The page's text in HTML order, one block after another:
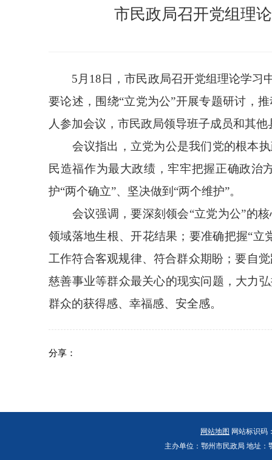
市民政局召开党组理
5月18日，市民政局召开党组理论学习
要论述，围绕“立党为公”开展专题研讨，
人参加会议，市民政局领导班子成员和其
会议指出，立党为公是我们党的根本
民造福作为最大政绩 ，牢牢把握正确政治
护“两个确立”、坚决做到“两个维护”。
会议强调，要深刻领会“立党为公”的
领域落地生根、开花结果；要准确把握“
工作符合客观规律、符合群众期盼；要自
慈善事业等群众最关心的现实问题，大力
群众的获得感、幸福感、安全感。
分享：
网站地图 网站标识
主办单位：鄂州市民政局 地址